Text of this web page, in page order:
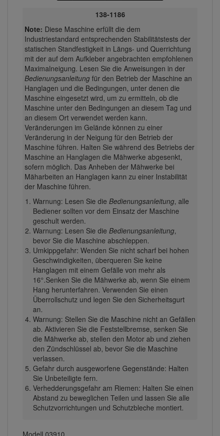
138-1186
Note: Diese Maschine erfüllt die dem
Industriestandard entsprechenden Stabilitätstests der
statischen Standfestigkeit in Längs- und Querrichtung
mit der auf dem Aufkleber angebrachten empfohlenen
Maximalneigung. Lesen Sie die Anweisungen in der
Bedienungsanleitungfür den Betrieb der Maschine an
Hanglagen und die Bedingungen, unter denen die
Maschine eingesetzt wird, um zu ermitteln, ob die
Maschine unter den Bedingungen an diesem Tag und
an diesem Ort verwendet werden kann.
Veränderungen im Gelände können zu einer
Veränderung in der Neigung für den Betrieb der
Maschine führen. Halten Sie während des Betriebs der
Maschine an Hanglagen die Mähwerke abgesenkt,
sofern möglich. Das Anheben der Mähwerke bei
Mäharbeiten an Hanglagen kann zu einer Instabilität
der Maschine führen.
Warnung: Lesen Sie die Bedienungsanleitung, alle
Bediener sollten vor dem Einsatz der Maschine
geschult werden.
Warnung: Lesen Sie die Bedienungsanleitung,
bevor Sie die Maschine abschleppen.
Umkippgefahr: Wenden Sie nicht scharf bei hohen
Geschwindigkeiten, überqueren Sie keine
Hanglagen mit einem Gefälle von mehr als
16°.Senken Sie die Mähwerke ab, wenn Sie einem
Hang herunterfahren. Verwenden Sie einen
Überrollschutz und legen Sie den Sicherheitsgurt
an.
Warnung: Stellen Sie die Maschine nicht an Gefällen
ab. Aktivieren Sie die Feststellbremse, senken Sie
die Mähwerke ab, stellen den Motor ab und ziehen
den Zündschlüssel ab, bevor Sie die Maschine
verlassen.
Gefahr durch ausgeworfene Gegenstände: Halten
Sie Unbeteiligte fern.
Verhedderungsgefahr am Riemen: Halten Sie einen
Abstand zu beweglichen Teilen und lassen Sie alle
Schutzvorrichtungen und Schutzbleche montiert.
Modell 03910